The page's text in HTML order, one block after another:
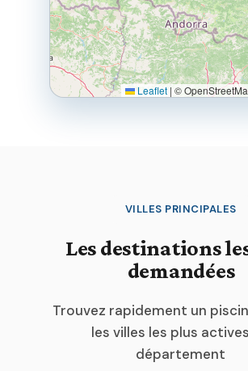
Leaflet | ©
VILLES PRINCIPALES
Les destinations
demandées
Trouvez rapidement un
les villes les plus
département